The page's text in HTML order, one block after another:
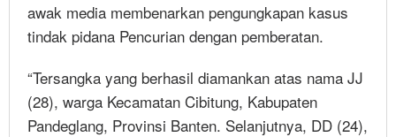
awak media membenarkan pengungkapan kasus
tindak pidana Pencurian dengan pemberatan.
“Tersangka yang berhasil diamankan atas nama JJ
(28), warga Kecamatan Cibitung, Kabupaten
Pandeglang, Provinsi Banten. Selanjutnya, DD (24),